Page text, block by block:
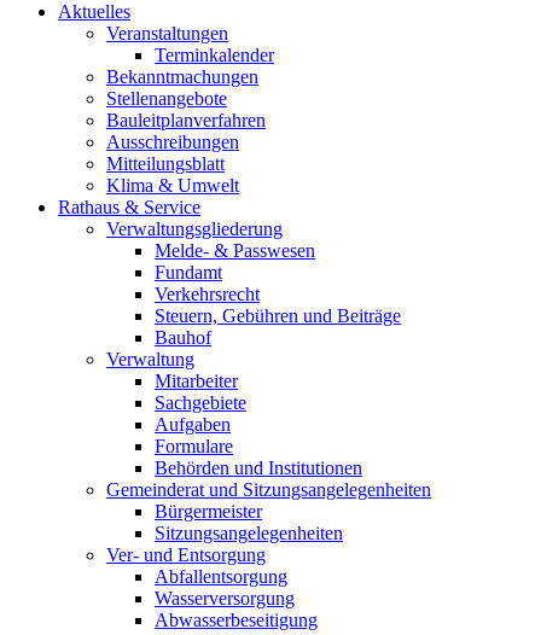
Aktuelles
Veranstaltungen
Terminkalender
Bekanntmachungen
Stellenangebote
Bauleitplanverfahren
Ausschreibungen
Mitteilungsblatt
Klima & Umwelt
Rathaus & Service
Verwaltungsgliederung
Melde- & Passwesen
Fundamt
Verkehrsrecht
Steuern, Gebühren und Beiträge
Bauhof
Verwaltung
Mitarbeiter
Sachgebiete
Aufgaben
Formulare
Behörden und Institutionen
Gemeinderat und Sitzungsangelegenheiten
Bürgermeister
Sitzungsangelegenheiten
Ver- und Entsorgung
Abfallentsorgung
Wasserversorgung
Abwasserbeseitigung